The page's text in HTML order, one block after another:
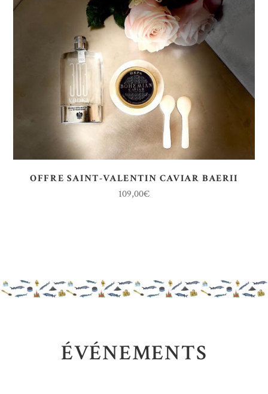
OFFRE SAINT-VALENTIN CAVIAR BAERII
109,00€
ÉVÉNEMENTS